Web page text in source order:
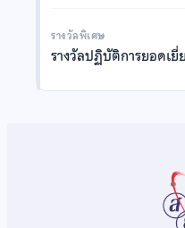
รางวัลพิเศษ
รางวัลปฏิบัติการยอดเ